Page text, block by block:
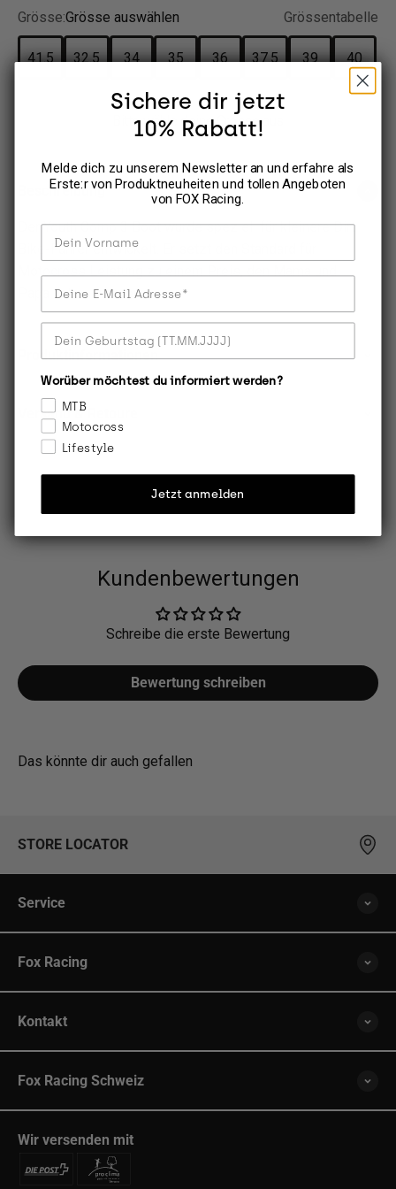
Grösse:Grösse auswählen Grössentabelle
41.5 32.5 34 35 36 37.5 39 40
Bitte wähle deine Grösse aus
Beschreibung
Der Youth Comp 3 Boot wurde speziell für kleinere Dirt
Bike-Fahrer entwickelt. Er setzt den Standard für
Motocross Leistung zu einem Preis, den Mama und
Papa lieben werden.
Produktinformationen
Versand & Retoure
Kundenbewertungen
Schreibe die erste Bewertung
Bewertung schreiben
Das könnte dir auch gefallen
STORE LOCATOR
Service
Fox Racing
Kontakt
Fox Racing Schweiz
Wir versenden mit
Sichere dir jetzt
10% Rabatt!
Melde dich zu unserem Newsletter an und erfahre als
Erste:r von Produktneuheiten und tollen Angeboten
von FOX Racing.
Dein Vorname
Deine E-Mail Adresse
Worüber möchtest du informiert werden?
MTB
Motocross
Lifestyle
Jetzt anmelden